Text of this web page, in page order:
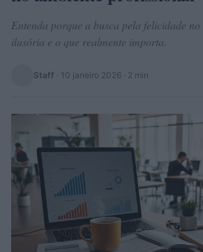
Entenda porque a busca pela felicidade
ilusória e o que realmente importa.
Staff · 10 janeiro 2026 · 2 min